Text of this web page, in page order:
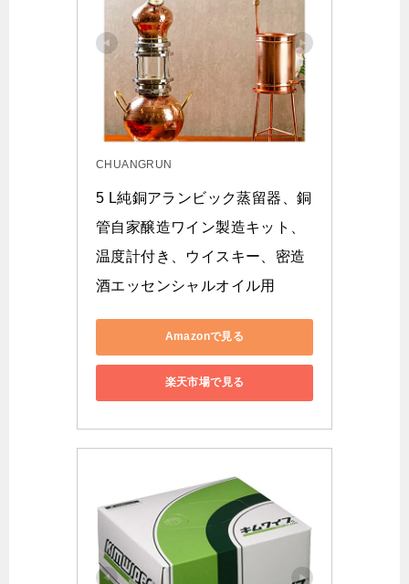
CHUANGRUN
5 L純銅アランビック蒸留器、銅
管自家醸造ワイン製造キット、
温度計付き、ウイスキー、密造
酒エッセンシャルオイル用
Amazonで見る
楽天市場で見る